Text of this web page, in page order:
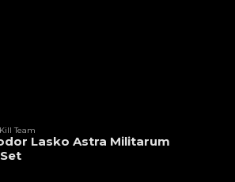
Team
Lasko Astra Militarum